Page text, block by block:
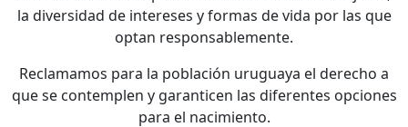
la diversidad de intereses y formas de vida por las que
optan responsablemente.
Reclamamos para la población uruguaya el derecho a
que se contemplen y garanticen las diferentes opciones
para el nacimiento.